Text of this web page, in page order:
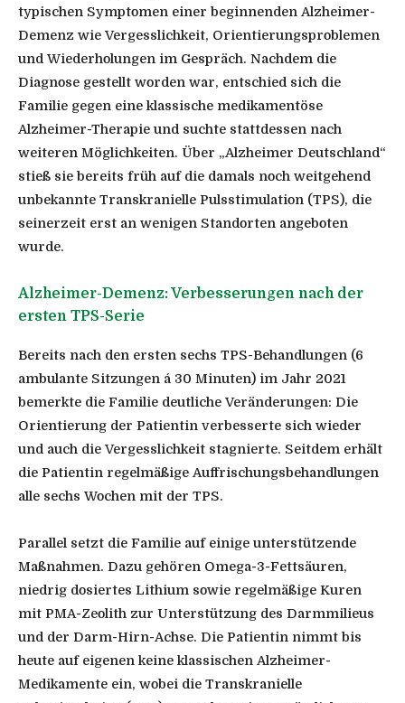
typischen Symptomen einer beginnenden Alzheimer-
Demenz wie Vergesslichkeit, Orientierungsproblemen
und Wiederholungen im Gespräch. Nachdem die
Diagnose gestellt worden war, entschied sich die
Familie gegen eine klassische medikamentöse
Alzheimer-Therapie und suchte stattdessen nach
weiteren Möglichkeiten. Über „Alzheimer Deutschland“
stieß sie bereits früh auf die damals noch weitgehend
unbekannte Transkranielle Pulsstimulation (TPS), die
seinerzeit erst an wenigen Standorten angeboten
wurde.
Alzheimer-Demenz: Verbesserungen nach der
ersten TPS-Serie
Bereits nach den ersten sechs TPS-Behandlungen (6
ambulante Sitzungen á 30 Minuten) im Jahr 2021
bemerkte die Familie deutliche Veränderungen: Die
Orientierung der Patientin verbesserte sich wieder
und auch die Vergesslichkeit stagnierte. Seitdem erhält
die Patientin regelmäßige Auffrischungsbehandlungen
alle sechs Wochen mit der TPS.
Parallel setzt die Familie auf einige unterstützende
Maßnahmen. Dazu gehören Omega-3-Fettsäuren,
niedrig dosiertes Lithium sowie regelmäßige Kuren
mit PMA-Zeolith zur Unterstützung des Darmmilieus
und der Darm-Hirn-Achse. Die Patientin nimmt bis
heute auf eigenen keine klassischen Alzheimer-
Medikamente ein, wobei die Transkranielle